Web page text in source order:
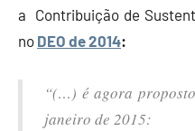
a Contribuição de
no DEO de 2014:
“(…) é agora
janeiro de 2015: